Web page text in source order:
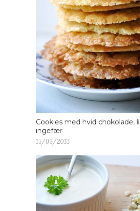
Cookies med hvid chokolade,
ingefær
15/05/2013